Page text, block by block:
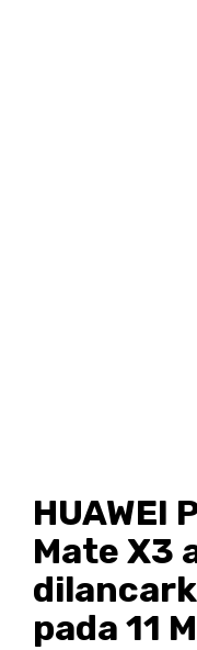
HUAWEI
Mate X3
pada 11